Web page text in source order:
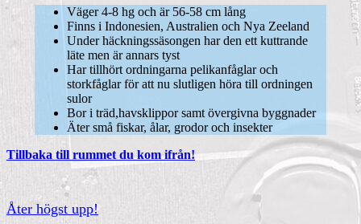
Väger 4-8 hg och är 56-58 cm lång
Finns i Indonesien, Australien och Nya Zeeland
Under häckningssäsongen har den ett kuttrande
läte men är annars tyst
Har tillhört ordningarna pelikanfåglar och
storkfåglar för att nu slutligen höra till ordningen
sulor
Bor i träd,havsklippor samt övergivna byggnader
Äter små fiskar, ålar, grodor och insekter
Tillbaka till rummet du kom ifrån!
Åter högst upp!Åter